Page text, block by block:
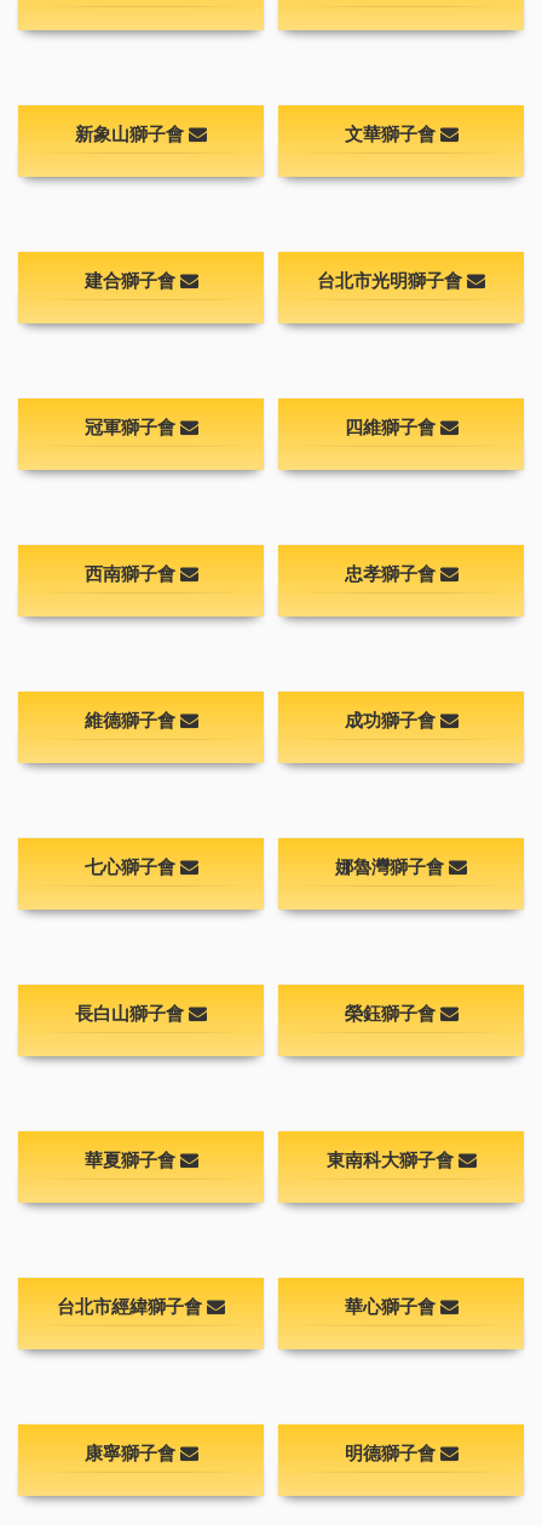
新象山獅子會 文華獅子會
建合獅子會 台北市光明獅子會
冠軍獅子會 四維獅子會
西南獅子會 忠孝獅子會
維德獅子會 成功獅子會
七心獅子會 娜魯灣獅子會
長白山獅子會 榮鈺獅子會
華夏獅子會 東南科大獅子會
台北市經緯獅子會 華心獅子會
康寧獅子會 明德獅子會